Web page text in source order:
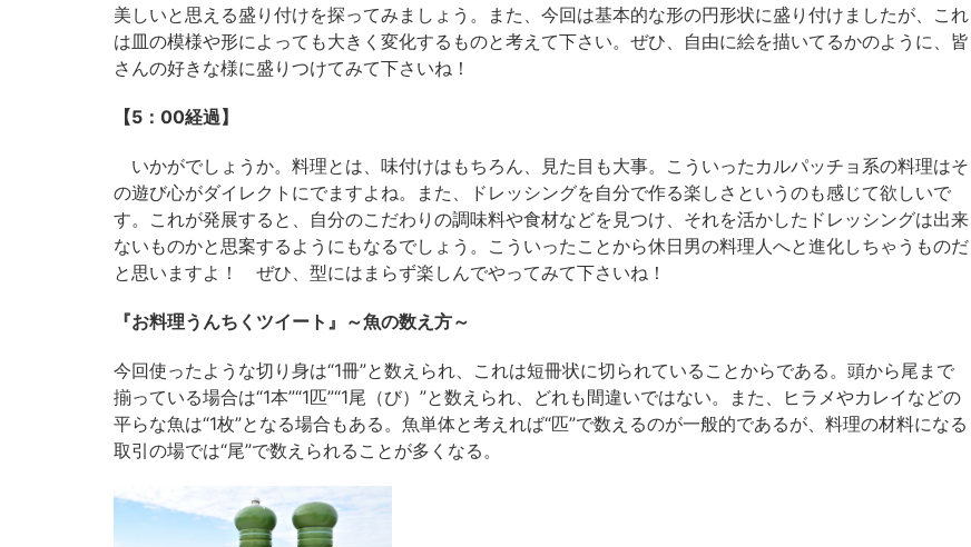
美しいと思える盛り付けを探ってみましょう。また、今回は基本的な形の円形状に盛り付けましたが、これ
は皿の模様や形によっても大きく変化するものと考えて下さい。ぜひ、自由に絵を描いてるかのように、皆
さんの好きな様に盛りつけてみて下さいね！
【5：00経過】
いかがでしょうか。料理とは、味付けはもちろん、見た目も大事。こういったカルパッチョ系の料理はそ
の遊び心がダイレクトにでますよね。また、ドレッシングを自分で作る楽しさというのも感じて欲しいで
す。これが発展すると、自分のこだわりの調味料や食材などを見つけ、それを活かしたドレッシングは出来
ないものかと思案するようにもなるでしょう。こういったことから休日男の料理人へと進化しちゃうものだ
と思いますよ！ ぜひ、型にはまらず楽しんでやってみて下さいね！
『お料理うんちくツイート』～魚の数え方～
今回使ったような切り身は“1冊”と数えられ、これは短冊状に切られていることからである。頭から尾まで
揃っている場合は“1本”“1匹”“1尾（び）”と数えられ、どれも間違いではない。また、ヒラメやカレイなどの
平らな魚は“1枚”となる場合もある。魚単体と考えれば“匹”で数えるのが一般的であるが、料理の材料になる
取引の場では“尾”で数えられることが多くなる。